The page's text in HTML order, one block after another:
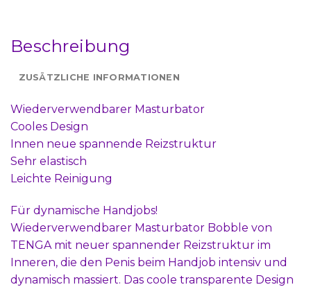
Beschreibung
ZUSÄTZLICHE INFORMATIONEN
Wiederverwendbarer Masturbator
Cooles Design
Innen neue spannende Reizstruktur
Sehr elastisch
Leichte Reinigung
Für dynamische Handjobs!
Wiederverwendbarer Masturbator Bobble von
TENGA mit neuer spannender Reizstruktur im
Inneren, die den Penis beim Handjob intensiv und
dynamisch massiert. Das coole transparente Design